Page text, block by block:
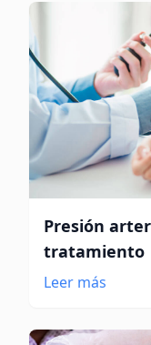
Presión
tratamiento
Leer más